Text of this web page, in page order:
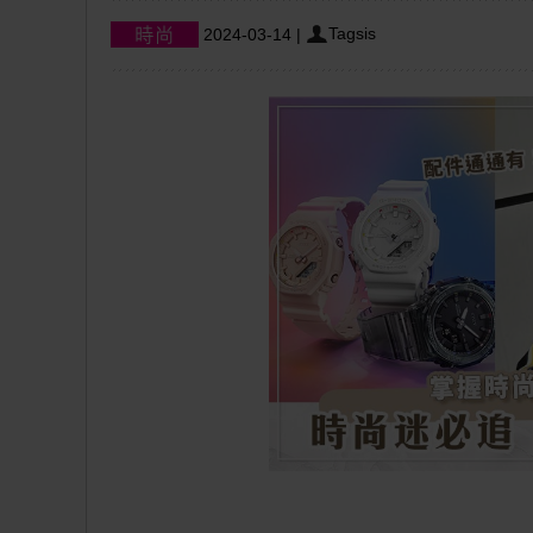
2024-03-14 | Tagsis